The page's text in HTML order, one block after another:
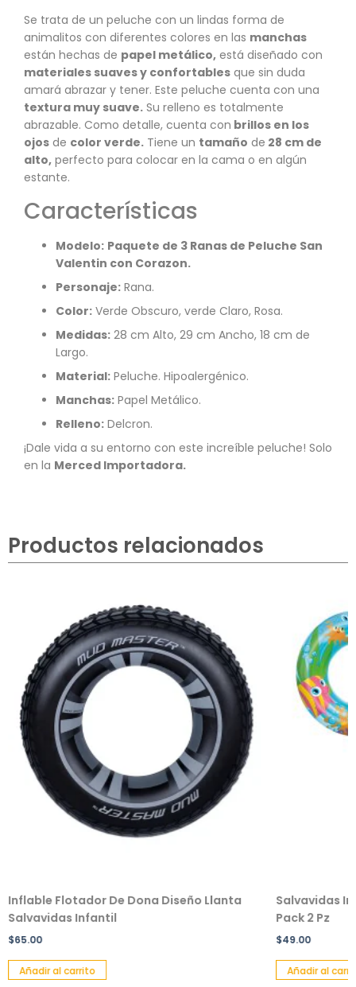
Se trata de un peluche con un lindas forma de
animalitos con diferentes colores en las manchas
están hechas de papel metálico, está diseñado con
materiales suaves y confortables que sin duda
amará abrazar y tener. Este peluche cuenta con una
textura muy suave. Su relleno es totalmente
abrazable. Como detalle, cuenta con brillos en los
ojos de color verde. Tiene un tamaño de 28 cm de
alto, perfecto para colocar en la cama o en algún
estante.
Características
Modelo: Paquete de 3 Ranas de Peluche San
Valentin con Corazon.
Personaje: Rana.
Color: Verde Obscuro, verde Claro, Rosa.
Medidas: 28 cm Alto, 29 cm Ancho, 18 cm de
Largo.
Material: Peluche. Hipoalergénico.
Manchas: Papel Metálico.
Relleno: Delcron.
¡Dale vida a su entorno con este increíble peluche! Solo
en la Merced Importadora.
Productos relacionados
Inflable Flotador De Dona Diseño Llanta
Salvavidas Infantil
$65.00
Añadir al carrito
Salvavidas
Pack 2 Pz
$49.00
Añadir al